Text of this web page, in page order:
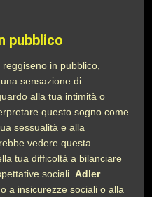
pubblico
in pubblico,
sensazione di
alla tua intimità o
questo sogno come
sessualità e alla
vedere questa
tua difficoltà a bilanciare
sociali.Adler
a insicurezze sociali o alla